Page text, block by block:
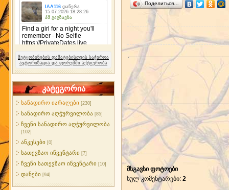
შეტყობინების დამატებისთვის საჭიროა
ავტორიზაცია და ფორუმში აქტიურობა
კატეგორია
სანადირო იარაღები [230]
სანადირო აღჭურვილობა [85]
ჩვენი სანადირო აღჭურვილობა
[102]
ანკესები [0]
სათევზაო ინვენტარი [7]
ჩვენი სათევზაო ინვენტარი [10]
დანები [94]
Поделиться…
მსგავსი ფოტოები
სულ კომენტარები: 2